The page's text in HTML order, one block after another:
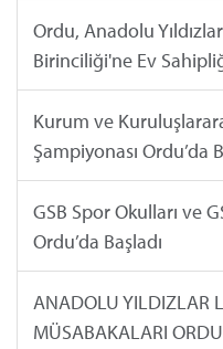
Ordu, Anadolu
Birinciliği'ne Ev
Kurum ve
Şampiyonası Ordu’da
GSB Spor Okulları ve
Ordu’da Başladı
ANADOLU YILDIZLAR
MÜSABAKALARI